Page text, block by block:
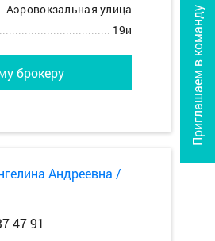
Приглашаем в команду
Аэровокзальная улица
19и
брокеру
Андреевна /
47 91